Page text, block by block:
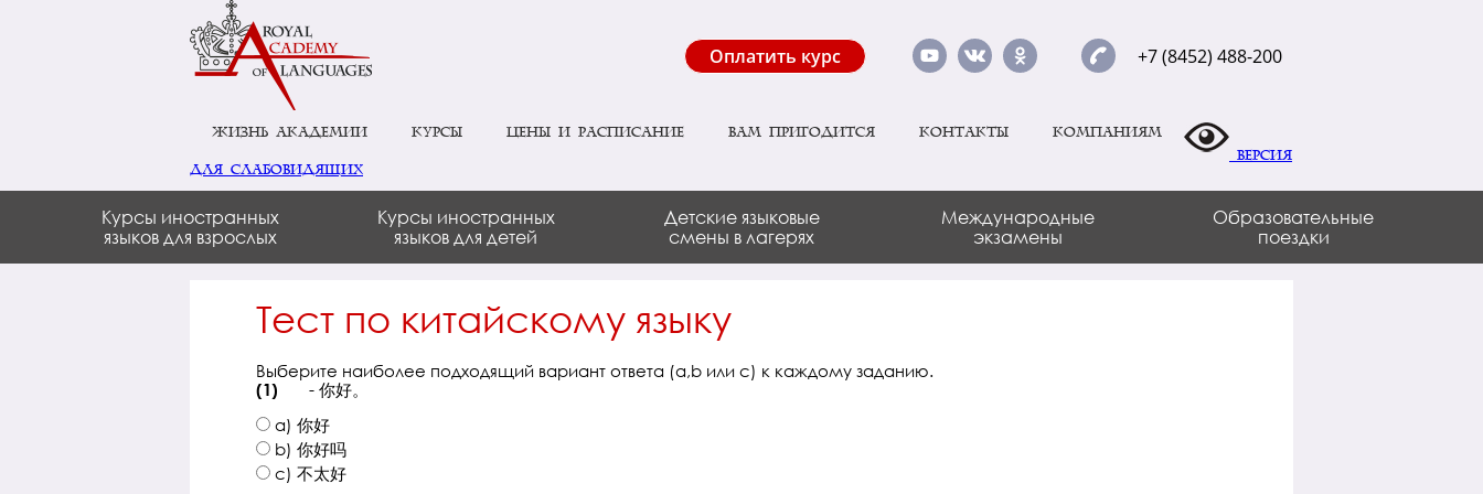
Оплатить курс +7 (8452) 488-200
Жизнь академии Курсы Цены и расписание Вам пригодится Контакты
Компаниям
Версия
для слабовидящих
Курсы иностранных
языков для взрослых
Курсы иностранных
языков для детей
Детские языковые
смены в лагерях
Международные
экзамены
Образовательные
поездки
Тест по китайскому языку
Выберите наиболее подходящий вариант ответа (a,b или c) к каждому заданию.
(1)
- 你好。
a) 你好
b) 你好吗
c) 不太好